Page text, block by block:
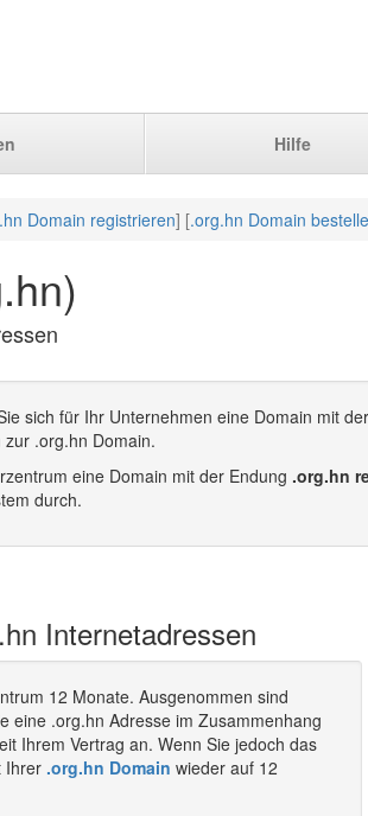
Hilfe
Domain registrieren] [.org.hn Domain
sich für Ihr Unternehmen eine Domain mit
.org.hn Domain.
eine Domain mit der Endung .org.hn
durch.
Internetadressen
12 Monate. Ausgenommen sind
eine .org.hn Adresse im Zusammenhang
Ihrem Vertrag an. Wenn Sie jedoch das
Ihrer .org.hn Domain wieder auf 12